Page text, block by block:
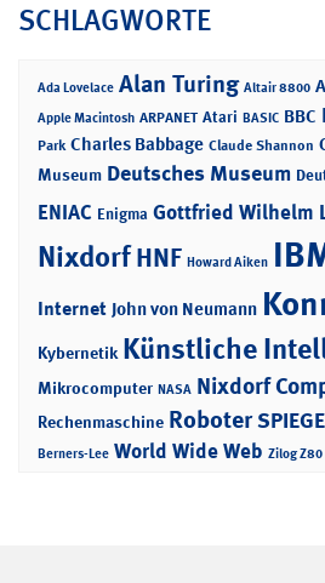
SCHLAGWORTE
Ada Lovelace Alan Turing Altair 8800
Apple Macintosh ARPANET Atari BASIC BBC
Park Charles Babbage Claude Shannon
Museum Deutsches Museum
ENIAC Enigma Gottfried Wilhelm
NixdorfHNF Howard Aiken
Internet John von Neumann
Kybernetik Künstliche
Mikrocomputer NASA Nixdorf
Rechenmaschine Roboter
Berners-Lee World Wide Web Zilog Z80